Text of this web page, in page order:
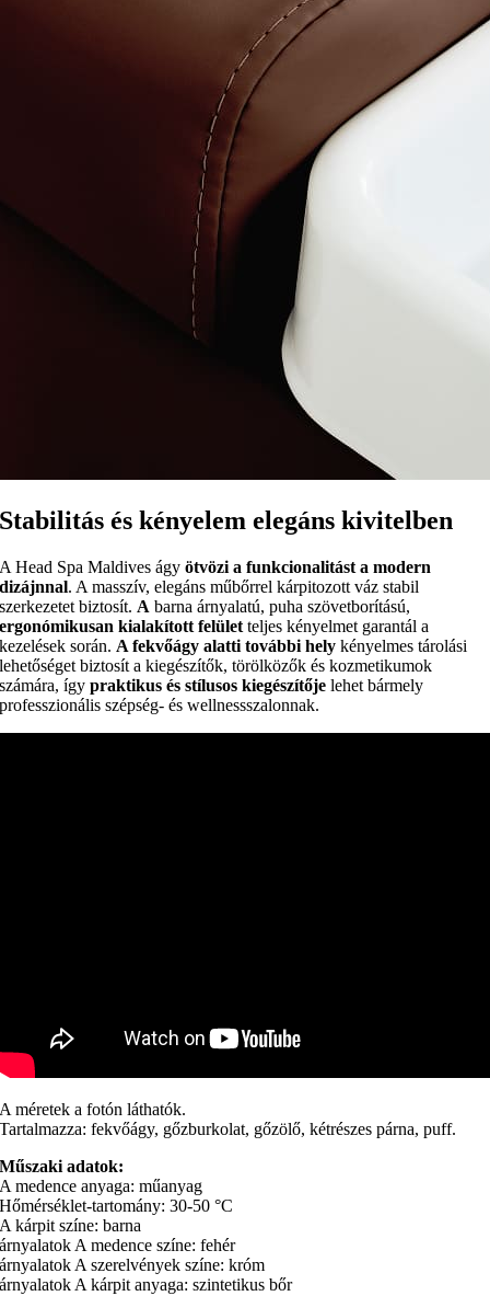
Stabilitás és kényelem elegáns kivitelben
A Head Spa Maldives ágyötvözi a funkcionalitást a modern
dizájnnal. A masszív, elegáns műbőrrel kárpitozott váz stabil
szerkezetet biztosít. A barna árnyalatú, puha szövetborítású,
ergonómikusan kialakított felület teljes kényelmet garantál a
kezelések során. A fekvőágy alatti további hely kényelmes tárolási
lehetőséget biztosít a kiegészítők, törölközők és kozmetikumok
számára, ígypraktikus és stílusos kiegészítője lehet bármely
professzionális szépség- és wellnessszalonnak.
A méretek a fotón láthatók.
Tartalmazza: fekvőágy, gőzburkolat, gőzölő, kétrészes párna, puff.
Műszaki adatok:
A medence anyaga: műanyag
Hőmérséklet-tartomány: 30-50 °C
A kárpit színe: barna
árnyalatok A medence színe: fehér
árnyalatok A szerelvények színe: króm
árnyalatok A kárpit anyaga: szintetikus bőr